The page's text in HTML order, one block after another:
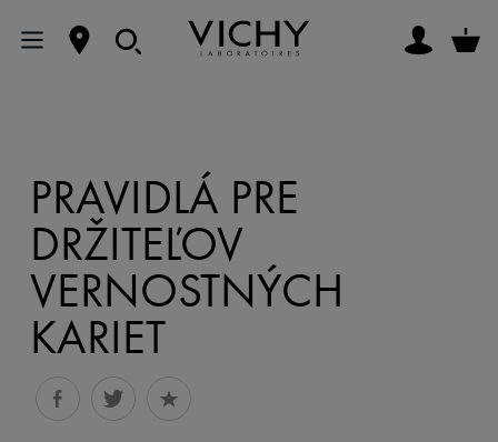
PRAVIDLÁ PRE
DRŽITEĽOV
VERNOSTNÝCH
KARIET